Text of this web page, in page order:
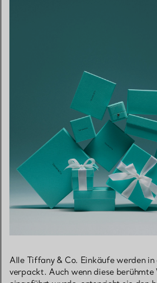
Alle Tiffany & Co. Einkäufe werden
verpackt. Auch wenn diese